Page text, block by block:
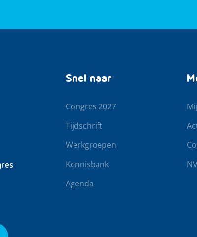
Snel naar
Congres 2027
Tijdschrift
Werkgroepen
Kennisbank
Agenda